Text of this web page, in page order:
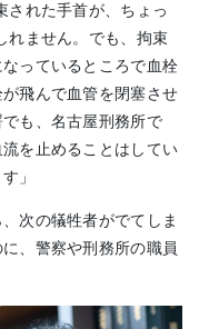
された手首が、ちょっ
れません。でも、拘束
っているところで血栓
飛んで血管を閉塞させ
も、名古屋刑務所で
を止めることはしてい
」
次の犠牲者がでてしま
、警察や刑務所の職員